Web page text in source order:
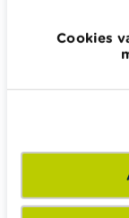
Cookies
BOUWDOOS
VERKOPER